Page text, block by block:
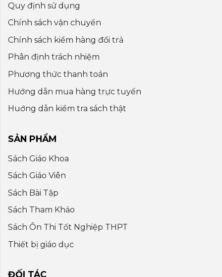
Quy định sử dụng
Chính sách vận chuyển
Chính sách kiểm hàng đổi trả
Phân định trách nhiệm
Phương thức thanh toán
Hướng dẫn mua hàng trực tuyến
Huớng dẫn kiểm tra sách thật
SẢN PHẨM
Sách Giáo Khoa
Sách Giáo Viên
Sách Bài Tập
Sách Tham Khảo
Sách Ôn Thi Tốt Nghiệp THPT
Thiết bị giáo dục
ĐỐI TÁC